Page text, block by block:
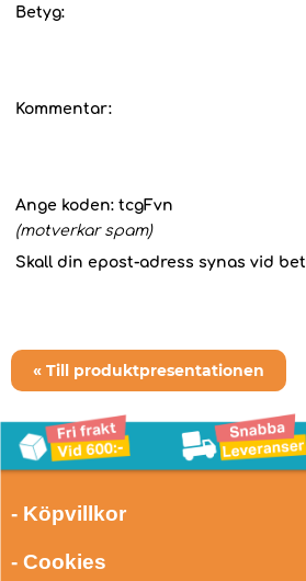
Betyg:
Kommentar:
Ange koden: tcgFvn
(motverkar spam)
Skall din epost-adress synas vid
« Till produktpresentationen
- Köpvillkor
- Cookies